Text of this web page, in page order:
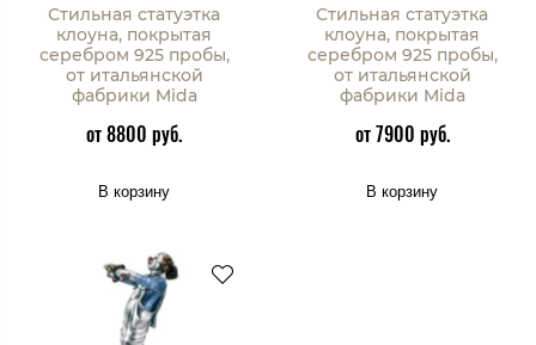
Стильная статуэтка
клоуна, покрытая
серебром 925 пробы,
от итальянской
фабрики Mida
от 8800 руб.
В корзину
Стильная статуэтка
клоуна, покрытая
серебром 925 пробы,
от итальянской
фабрики Mida
от 7900 руб.
В корзину